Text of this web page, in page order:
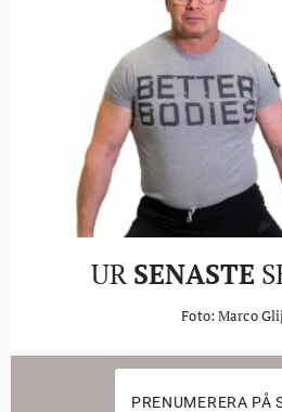
UR SENASTE
Foto: Marco
PRENUMERERA PÅ